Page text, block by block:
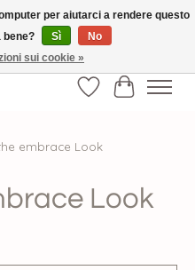
Love and Happiness √Exklusiv und
lasting fashion
Lista deiCarrello
embrace Look
Look
per aiutarci a rendere questo
bene?
Sì
No
sui cookie »